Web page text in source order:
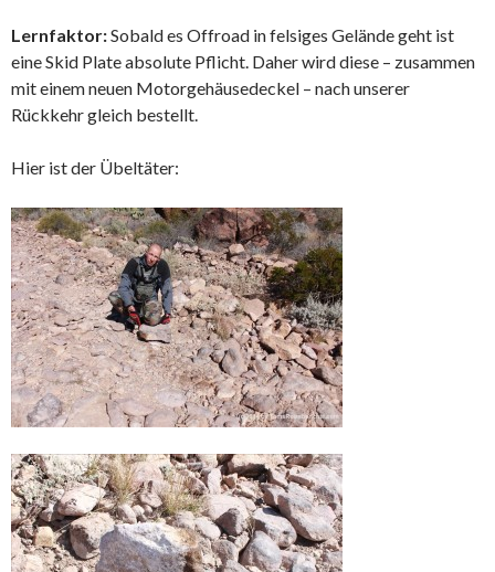
Lernfaktor:Sobald es Offroad in felsiges Gelände geht ist
eine Skid Plate absolute Pflicht. Daher wird diese – zusammen
mit einem neuen Motorgehäusedeckel – nach unserer
Rückkehr gleich bestellt.
Hier ist der Übeltäter: